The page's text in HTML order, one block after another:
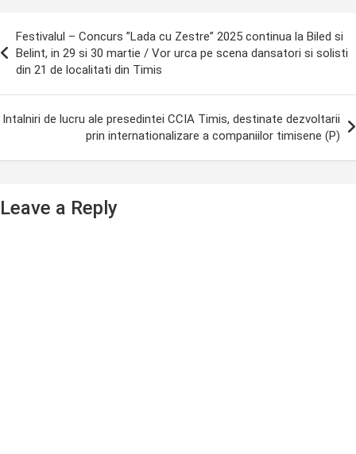
Festivalul – Concurs ”Lada cu Zestre” 2025 continua la Biled si
Belint, in 29 si 30 martie / Vor urca pe scena dansatori si solisti
din 21 de localitati din Timis
Intalniri de lucru ale presedintei CCIA Timis, destinate dezvoltarii
prin internationalizare a companiilor timisene (P)
Leave a Reply